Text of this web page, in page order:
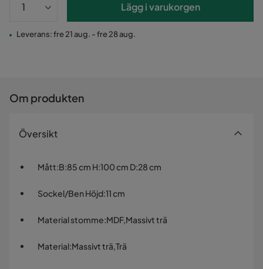
Lägg i varukorgen
Leverans: fre 21 aug. - fre 28 aug.
Om produkten
Översikt
Mått:B:85 cm H:100 cm D:28 cm
Sockel/Ben Höjd:11 cm
Material stomme:MDF,Massivt trä
Material:Massivt trä,Trä